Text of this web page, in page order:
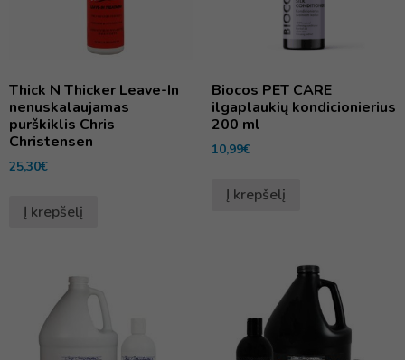
Thick N Thicker Leave-In
nenuskalaujamas
purškiklis Chris
Christensen
25,30€
Į krepšelį
Biocos PET CARE
ilgaplaukių kondicionierius
200 ml
10,99€
Į krepšelį